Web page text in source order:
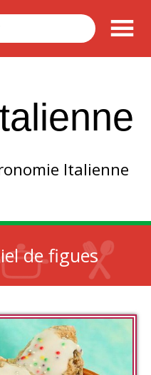
Italienne
de figues